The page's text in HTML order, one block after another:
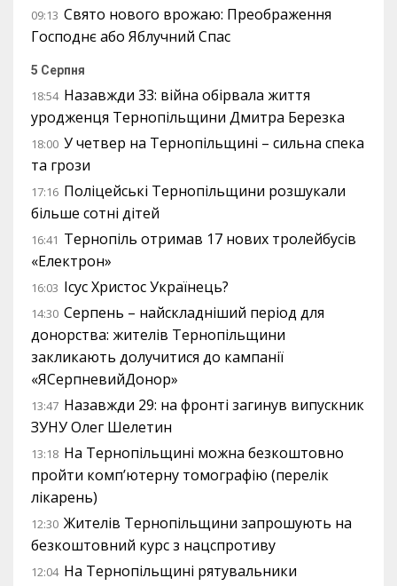
09:13 Свято нового врожаю: Преображення
Господнє або Яблучний Спас
5 Серпня
18:54 Назавжди 33: війна обірвала життя
уродженця Тернопільщини Дмитра Березка
18:00 У четвер на Тернопільщині – сильна спека
та грози
17:16 Поліцейські Тернопільщини розшукали
більше сотні дітей
16:41 Тернопіль отримав 17 нових тролейбусів
«Електрон»
16:03 Ісус Христос Українець?
14:30 Серпень – найскладніший період для
донорства: жителів Тернопільщини
закликають долучитися до кампанії
«ЯСерпневийДонор»
13:47 Назавжди 29: на фронті загинув випускник
ЗУНУ Олег Шелетин
13:18 На Тернопільщині можна безкоштовно
пройти комп’ютерну томографію (перелік
лікарень)
12:30 Жителів Тернопільщини запрошують на
безкоштовний курс з нацспротиву
12:04 На Тернопільщині рятувальники